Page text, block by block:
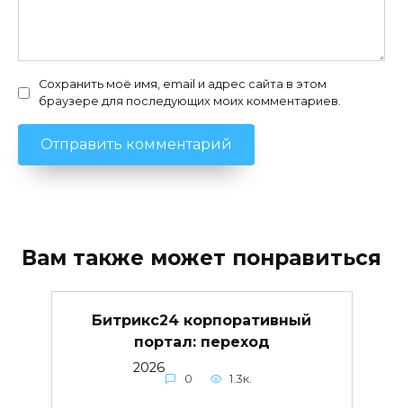
Сохранить моё имя, email и адрес сайта в этом
браузере для последующих моих комментариев.
Вам также может понравиться
Битрикс24 корпоративный
портал: переход
2026
0 1.3к.